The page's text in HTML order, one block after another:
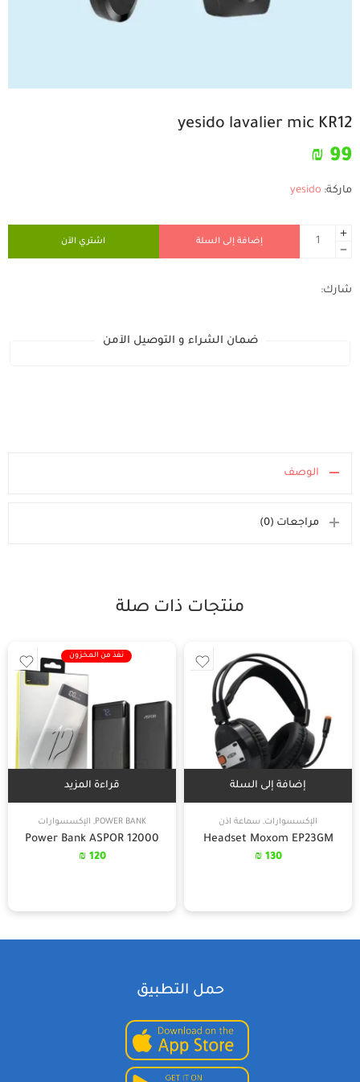
yesido lavalier mic KR12
99
₪
ماركة: yesido
إضافة إلى السلة اشتري الآن
شارك:
ضمان الشراء و التوصيل الآمن
الوصف
مراجعات (0)
منتجات ذات صلة
إضافة إلى السلة
الإكسسوارات, سماعة اذن
Headset Moxom EP23GM
130
₪
نفذ من المخزون
قراءة المزيد
POWER BANK
, الإكسسوارات
Power Bank ASPOR 12000
120
₪
حمل التطبيق